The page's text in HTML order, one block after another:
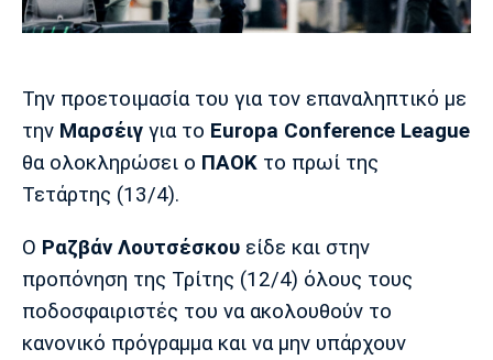
Cine Spot
Running
Παρασκήνιο
Πανσερραϊκός
Μπαρτσελόνα
Ρεάλ
Ατλέτικο
Μαδρίτης
Την προετοιμασία του για τον επαναληπτικό με
την Μαρσέιγ για το Europa Conference League
θα ολοκληρώσει ο ΠΑΟΚ το πρωί της
Τετάρτης (13/4).
O Ραζβάν Λουτσέσκου είδε και στην
προπόνηση της Τρίτης (12/4) όλους τους
ποδοσφαιριστές του να ακολουθούν το
κανονικό πρόγραμμα και να μην υπάρχουν